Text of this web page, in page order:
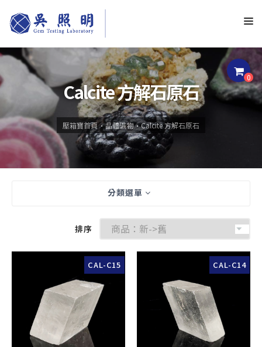
0
Calcite 方解石原石
壓箱寶首頁 晶體礦物 Calcite 方解石原石
分類選單
排序
CAL-C15 CAL-C14